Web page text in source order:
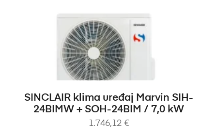
DODAJ U KOŠARICU
SINCLAIR klima uređaj Marvin SIH-
24BIMW + SOH-24BIM / 7,0 kW
1.746,12 €